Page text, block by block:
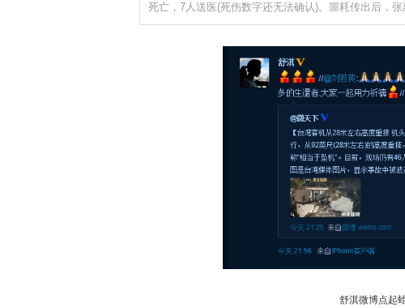
死亡，7人送医(死伤数字还无法确认)。噩耗传出后，张
舒淇微博点起